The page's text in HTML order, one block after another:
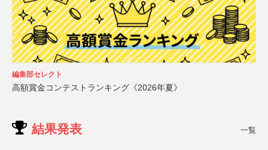
編集部セレクト
高額賞金コンテストランキング《2026年夏》
結果発表 一覧